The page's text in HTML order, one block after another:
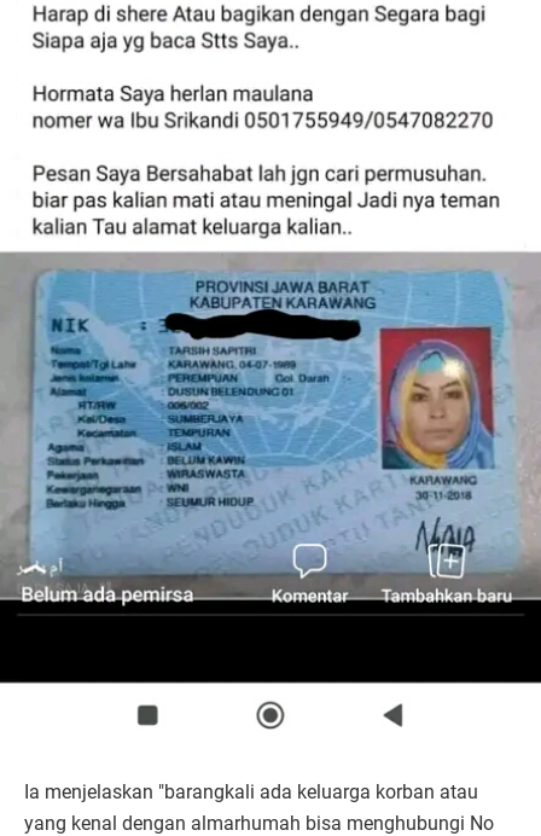
Ia menjelaskan "barangkali ada keluarga korban atau
yang kenal dengan almarhumah bisa menghubungi No